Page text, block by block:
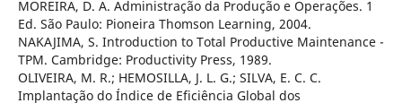
MOREIRA, D. A. Administração da Produção e Operações. 1
Ed. São Paulo: Pioneira Thomson Learning, 2004.
NAKAJIMA, S. Introduction to Total Productive Maintenance -
TPM. Cambridge: Productivity Press, 1989.
OLIVEIRA, M. R.; HEMOSILLA, J. L. G.; SILVA, E. C. C.
Implantação do Índice de Eficiência Global dos